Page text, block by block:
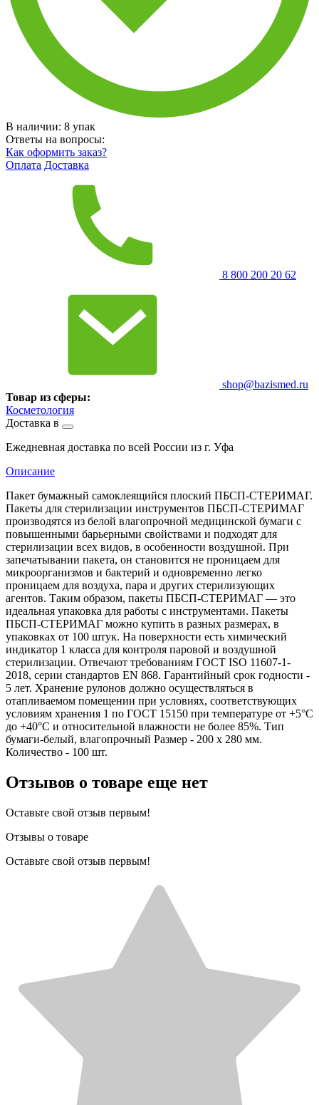
В наличии: 8 упак
Ответы на вопросы:
Как оформить заказ?
Оплата Доставка
8 800 200 20 62
shop@bazismed.ru
Товар из сферы:
Косметология
Доставка в
Ежедневная доставка по всей России из г. Уфа
Описание
Пакет бумажный самоклеящийся плоский ПБСП-СТЕРИМАГ.
Пакеты для стерилизации инструментов ПБСП-СТЕРИМАГ
производятся из белой влагопрочной медицинской бумаги с
повышенными барьерными свойствами и подходят для
стерилизации всех видов, в особенности воздушной. При
запечатывании пакета, он становится не проницаем для
микроорганизмов и бактерий и одновременно легко
проницаем для воздуха, пара и других стерилизующих
агентов. Таким образом, пакеты ПБСП-СТЕРИМАГ — это
идеальная упаковка для работы с инструментами. Пакеты
ПБСП-СТЕРИМАГ можно купить в разных размерах, в
упаковках от 100 штук. На поверхности есть химический
индикатор 1 класса для контроля паровой и воздушной
стерилизации. Отвечают требованиям ГОСТ ISO 11607-1-
2018, серии стандартов EN 868. Гарантийный срок годности -
5 лет. Хранение рулонов должно осуществляться в
отапливаемом помещении при условиях, соответствующих
условиям хранения 1 по ГОСТ 15150 при температуре от +5°С
до +40°С и относительной влажности не более 85%. Тип
бумаги-белый, влагопрочный Размер - 200 х 280 мм.
Количество - 100 шт.
Отзывов о товаре еще нет
Оставьте свой отзыв первым!
Отзывы о товаре
Оставьте свой отзыв первым!